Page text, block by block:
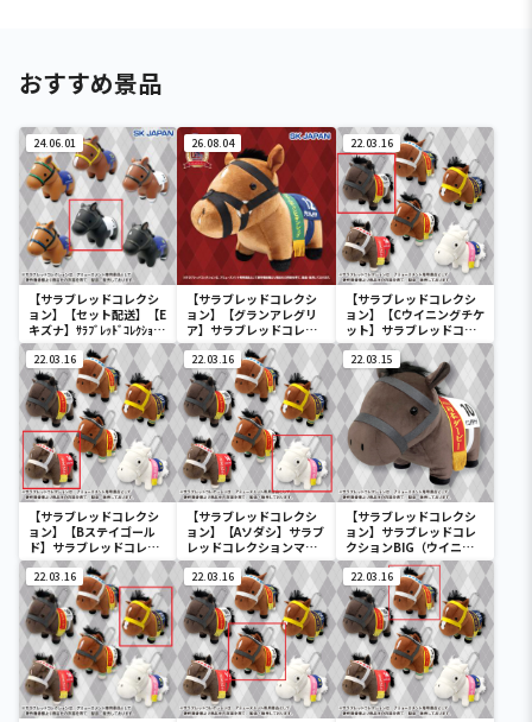
おすすめ景品
24.06.01
【サラブレッドコレクシ
ョン】【セット配送】【E
キズナ】ｻﾗﾌﾞﾚｯﾄﾞｺﾚｸｼｮﾝｿ
ﾌﾋﾞﾏｽｺｯﾄ3
26.08.04
【サラブレッドコレクシ
ョン】【グランアレグリ
ア】サラブレッドコレク
ション ふわふわBIG(グラ
ンアレグリア)
22.03.16
【サラブレッドコレクシ
ョン】【Cウイニングチケ
ット】サラブレッドコレ
クションマスコットBC3
22.03.16
【サラブレッドコレクシ
ョン】【Bステイゴール
ド】サラブレッドコレク
ションマスコットBC3
22.03.16
【サラブレッドコレクシ
ョン】【Aソダシ】サラブ
レッドコレクションマス
コットBC3
22.03.15
【サラブレッドコレクシ
ョン】サラブレッドコレ
クションBIG（ウイニン
グチケット）
22.03.16 22.03.16 22.03.16